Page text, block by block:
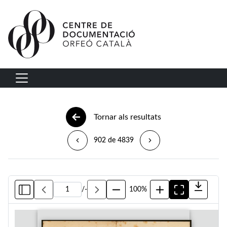
Vés al contingut
Navegació principal
Tornar als resultats
902 de 4839
/- 100%